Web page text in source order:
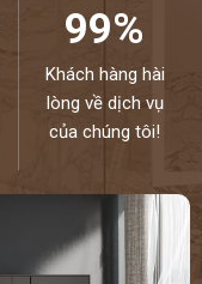
99%
Khách hàng hài
lòng về dịch vụ
của chúng tôi!